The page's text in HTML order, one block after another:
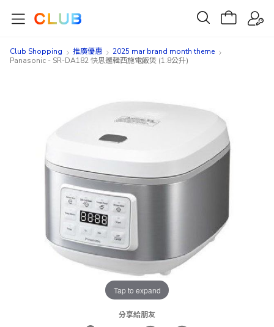
Club Shopping 推廣優惠
2025 mar brand month theme
Panasonic - SR-DA182 快思邏輯西施電飯煲 (1.8公升)
Tap to expand
分享給朋友